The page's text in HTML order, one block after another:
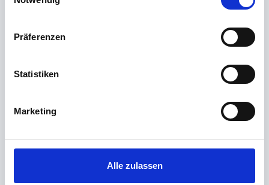
Präferenzen
Statistiken
Marketing
Alle zulassen
IT ist längst mehr als Programmieren und
mehr erfahren